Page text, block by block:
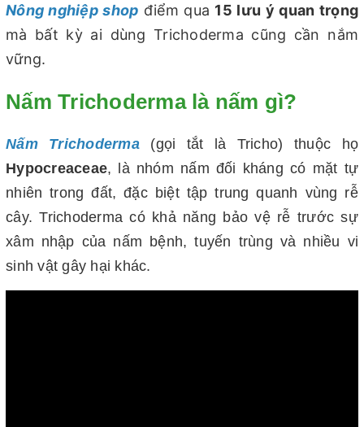
Nông nghiệp shop điểm qua 15 lưu ý quan trọng
mà bất kỳ ai dùng Trichoderma cũng cần nắm
vững.
Nấm Trichoderma là nấm gì?
Nấm Trichoderma(gọi tắt là Tricho) thuộc họ
Hypocreaceae, là nhóm nấm đối kháng có mặt tự
nhiên trong đất, đặc biệt tập trung quanh vùng rễ
cây. Trichoderma có khả năng bảo vệ rễ trước sự
xâm nhập của nấm bệnh, tuyến trùng và nhiều vi
sinh vật gây hại khác.